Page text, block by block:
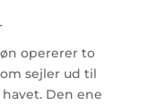
opererer to
sejler ud til
Den ene